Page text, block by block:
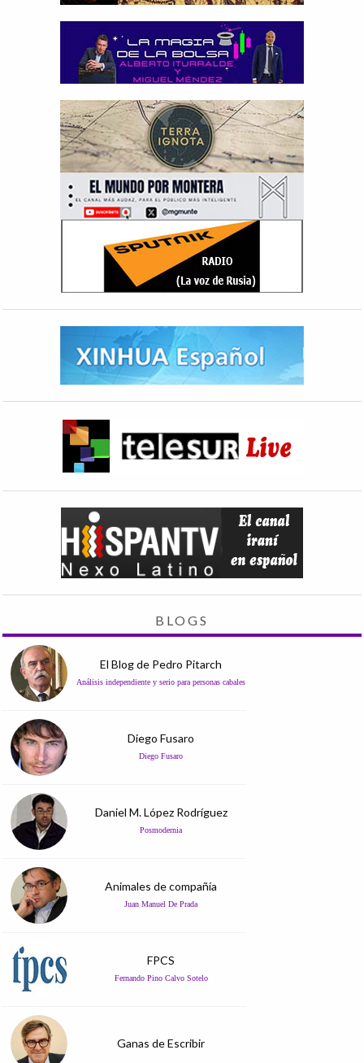
BLOGS
El Blog de Pedro Pitarch
Análisis independiente y serio para personas cabales
Diego Fusaro
Diego Fusaro
Daniel M. López Rodríguez
Posmodernia
Animales de compañía
Juan Manuel De Prada
FPCS
Fernando Pino Calvo Sotelo
Ganas de Escribir